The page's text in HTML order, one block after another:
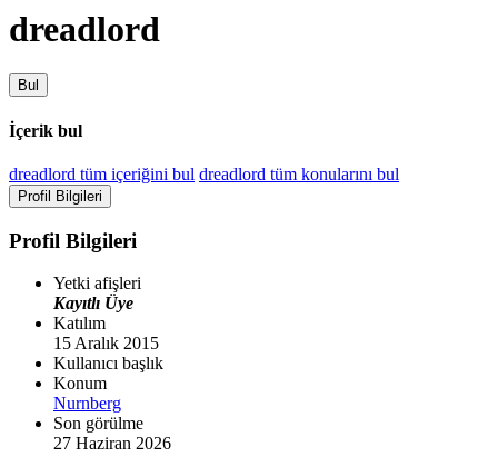
dreadlord
Bul
İçerik bul
dreadlord tüm içeriğini bul dreadlord tüm konularını bul
Profil Bilgileri
Profil Bilgileri
Yetki afişleri
Kayıtlı Üye
Katılım
15 Aralık 2015
Kullanıcı başlık
Konum
Nurnberg
Son görülme
27 Haziran 2026